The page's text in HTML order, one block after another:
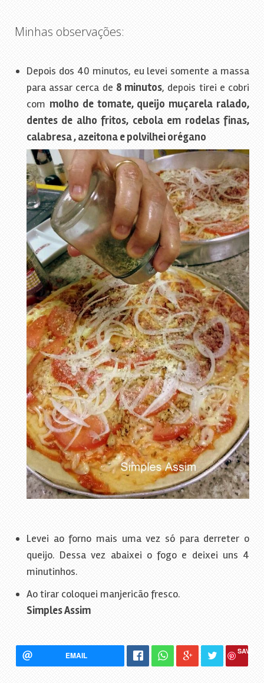
Minhas observações:
Depois dos 40 minutos, eu levei somente a massa
para assar cerca de 8 minutos, depois tirei e cobri
com molho de tomate, queijo muçarela ralado,
dentes de alho fritos, cebola em rodelas finas,
calabresa , azeitona e polvilhei orégano
Levei ao forno mais uma vez só para derreter o
queijo. Dessa vez abaixei o fogo e deixei uns 4
minutinhos.
Ao tirar coloquei manjericão fresco.
Simples Assim
EMAIL SAVE